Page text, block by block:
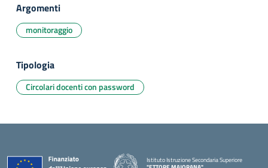
Argomenti
monitoraggio
Tipologia
Circolari docenti con password
Istituto Istruzione Secondaria Superiore